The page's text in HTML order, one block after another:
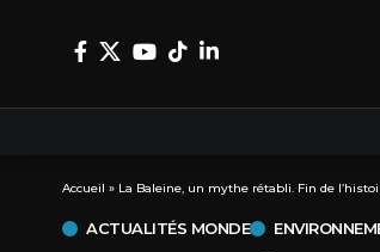
Accueil » La Baleine, un mythe rétabli. Fin de
ACTUALITÉS MONDE